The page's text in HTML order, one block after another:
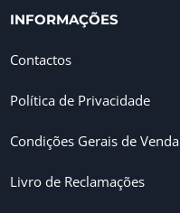
INFORMAÇÕES
Contactos
Política de Privacidade
Condições Gerais de Venda
Livro de Reclamações